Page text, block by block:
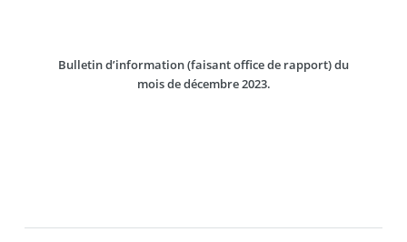
Bulletin d’information (faisant office de rapport) du
mois de décembre 2023.